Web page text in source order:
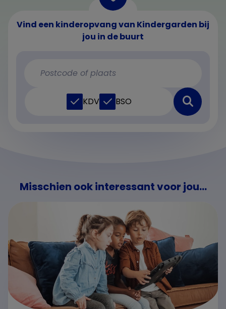
Vind een kinderopvang van Kindergarden bij
jou in de buurt
KDV BSO
Misschien ook interessant voor jou...